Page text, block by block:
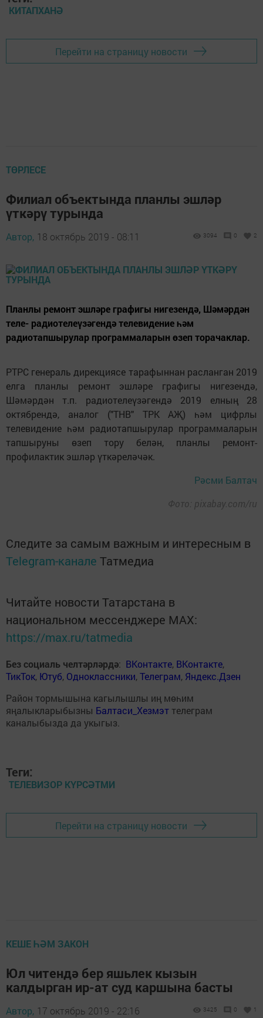
КИТАПХАНӘ
Перейти на страницу новости
ТӨРЛЕСЕ
Филиал объектында планлы эшләр
үткәрү турында
Автор, 18 октябрь 2019 - 08:11 3094 0 2
Планлы ремонт эшләре графигы нигезендә, Шәмәрдән
теле- радиотелеүзәгендә телевидение һәм
радиотапшырулар программаларын өзеп торачаклар.
РТРС генераль дирекциясе тарафыннан расланган 2019
елга планлы ремонт эшләре графигы нигезендә,
Шәмәрдән т.п. радиотелеүзәгендә 2019 елның 28
октябрендә, аналог ("ТНВ" ТРК АҖ) һәм цифрлы
телевидение һәм радиотапшырулар программаларын
тапшыруны өзеп тору белән, планлы ремонт-
профилактик эшләр үткәреләчәк.
Рәсми Балтач
Фото: pixabay.com/ru
Следите за самым важным и интересным в
Telegram-канале Татмедиа
Читайте новости Татарстана в
национальном мессенджере MАХ:
https://max.ru/tatmedia
Без социаль челтәрләрдә: ВКонтакте, ВКонтакте,
ТикТок, Ютуб, Одноклассники,Телеграм, Яндекс.Дзен
Район тормышына кагылышлы иң мөһим
яңалыкларыбызны Балтаси_Хезмэт телеграм
каналыбызда да укыгыз.
Теги:
ТЕЛЕВИЗОР КҮРСӘТМИ
Перейти на страницу новости
КЕШЕ ҺӘМ ЗАКОН
Юл читендә бер яшьлек кызын
калдырган ир-ат суд каршына басты
Автор, 17 октябрь 2019 - 22:16 3425 0 1